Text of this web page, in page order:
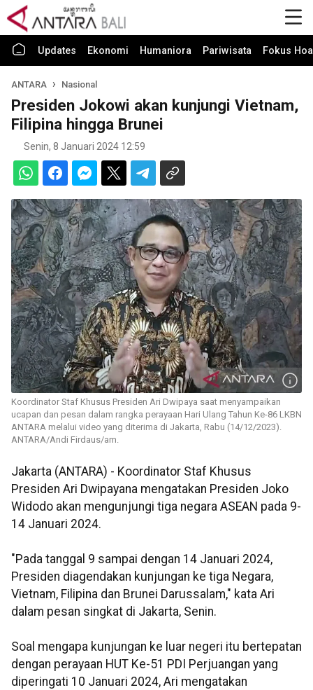
Updates Ekonomi Humaniora Pariwisata Fokus
ANTARA Nasional
Presiden Jokowi akan kunjungi Vietnam,
Filipina hingga Brunei
Senin, 8 Januari 2024 12:59
Koordinator Staf Khusus Presiden Ari Dwipaya saat menyampaikan
ucapan dan pesan dalam rangka perayaan Hari Ulang Tahun Ke-86 LKBN
ANTARA melalui video yang diterima di Jakarta, Rabu (14/12/2023).
ANTARA/Andi Firdaus/am.
Jakarta (ANTARA) - Koordinator Staf Khusus
Presiden Ari Dwipayana mengatakan Presiden Joko
Widodo akan mengunjungi tiga negara ASEAN pada 9-
14 Januari 2024.
"Pada tanggal 9 sampai dengan 14 Januari 2024,
Presiden diagendakan kunjungan ke tiga Negara,
Vietnam, Filipina dan Brunei Darussalam," kata Ari
dalam pesan singkat di Jakarta, Senin.
Soal mengapa kunjungan ke luar negeri itu bertepatan
dengan perayaan HUT Ke-51 PDI Perjuangan yang
diperingati 10 Januari 2024, Ari mengatakan